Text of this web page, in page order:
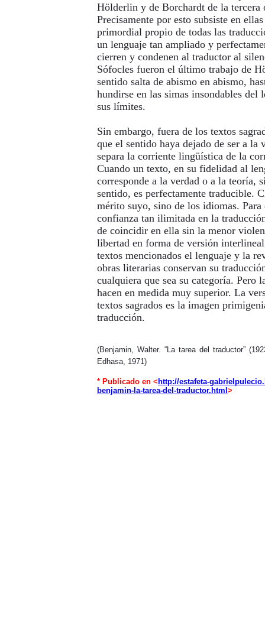
Hölderlin y de Borchardt de la tercera
Precisamente por esto subsiste en
primordial propio de todas las
un lenguaje tan ampliado y
cierren y condenen al traductor al
Sófocles fueron el último trabajo de
sentido salta de abismo en abismo,
hundirse en las simas insondables del
sus límites.
Sin embargo, fuera de los textos
que el sentido haya dejado de ser a la
separa la corriente lingüística de la
Cuando un texto, en su fidelidad al
corresponde a la verdad o a la teoría,
sentido, es perfectamente traducible.
mérito suyo, sino de los idiomas. Para
confianza tan ilimitada en la
de coincidir en ella sin la menor
libertad en forma de versión
textos mencionados el lenguaje y la
obras literarias conservan su
cualquiera que sea su categoría. Pero
hacen en medida muy superior. La
textos sagrados es la imagen
traducción.
(Benjamin, Walter. “La tarea del traductor”
Edhasa, 1971)
* Publicado en < http://estafeta-
benjamin-la-tarea-del-traductor.html >